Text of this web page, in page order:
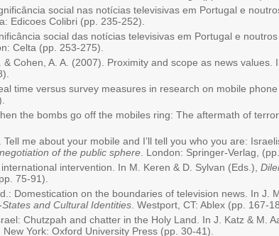
social nas notícias televisivas em Portugal e
Edicoes Colibri (pp. 235-252).
social das notícias televisivas em Portugal e
Celta (pp. 253-275).
Cohen, A. A. (2007). Proximity and scope as news values.
time versus survey measures in research on mobile
the bombs go off the mobiles ring: The aftermath of
me about your mobile and I’ll tell you who you are:
of the public sphere . London: Springer-Verlag,
intervention. In M. Keren & D. Sylvan (Eds.),
75-91).
Domestication on the boundaries of television news. In J.
and Cultural Identities . Westport, CT: Ablex (pp. 167-
Chutzpah and chatter in the Holy Land. In J. Katz & M.
. New York: Oxford University Press (pp. 30-41).